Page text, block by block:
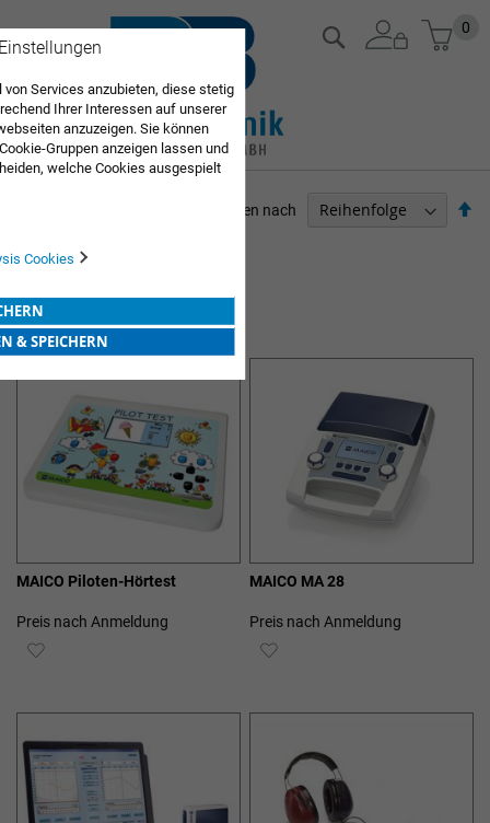
Zum
Inhalt
0
Suche
Sortieren nach
HÖR- UND SEHTESTGERÄTE
MAICO Piloten-Hörtest
Preis nach Anmeldung
ZUR
MAICO MA 28
Preis nach Anmeldung
ZUR
ARZTBEDARF
Services anzubieten, diese stetig
Ihrer Interessen auf unserer
anzuzeigen. Sie können
Gruppen anzeigen lassen und
welche Cookies ausgespielt
Cookies
& SPEICHERN